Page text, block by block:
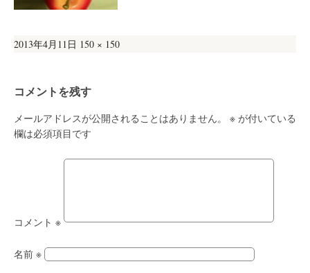
投
2013年4月11日 フ
イ
ズ
150 × 150
コメントを残す
メールアドレスが公開されることはありません。 ※ が付いている
欄は必須項目です
コメント ※
名前 ※